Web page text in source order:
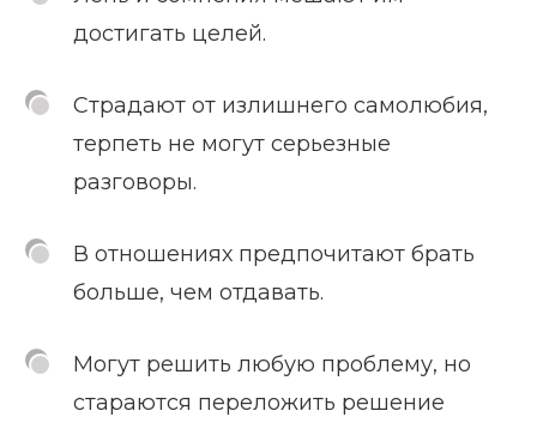
достигать целей.
Страдают от излишнего самолюбия,
терпеть не могут серьезные
разговоры.
В отношениях предпочитают брать
больше, чем отдавать.
Могут решить любую проблему, но
стараются переложить решение